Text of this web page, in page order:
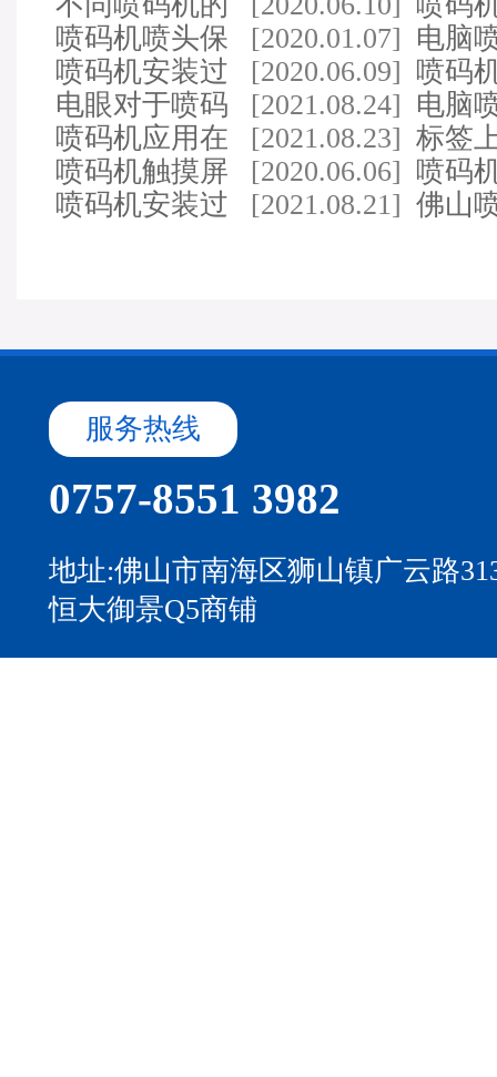
主要适用范围有哪些…
水走
[2020.01.07]
喷码机喷头保
养同样需要细心呵护…
电脑
用时
[2020.06.09]
喷码机安装过
程中应注意的事项及…
喷码
稳定
[2021.08.24]
电眼对于喷码
机的重要性
电脑
时间
[2021.08.23]
喷码机应用在
重工行业可以吗
标签
以使
[2020.06.06]
喷码机触摸屏
的保养千万别忽视
喷码
售后
[2021.08.21]
喷码机安装过
佛山
服务热线
0757-8551 3982
地址:佛山市南海区狮山镇广云路
恒大御景Q5商铺